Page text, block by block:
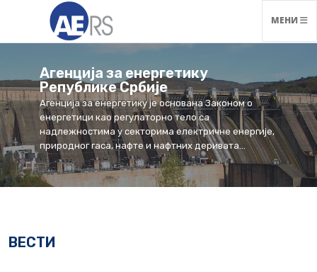
МЕНИ
Агенција за енергетику
Републике Србије
Агенција за енергетику је основана Законом о
енергетици као регулаторно тело са
надлежностима у секторима електричне енергије,
природног гаса, нафте и нафтних деривата...
ВЕСТИ